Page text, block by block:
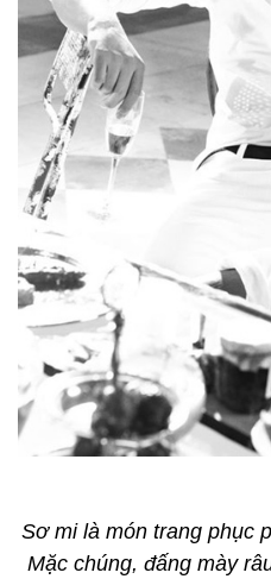
Sơ mi là món trang phục
Mặc chúng, đấng mày